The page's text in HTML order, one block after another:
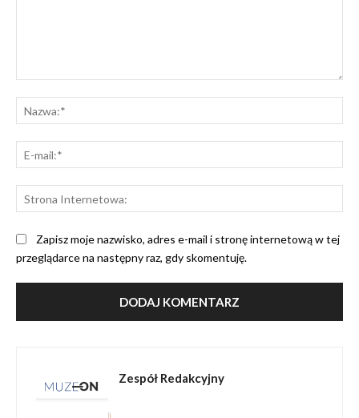
Zapisz moje nazwisko, adres e-mail i stronę internetową w tej
przeglądarce na następny raz, gdy skomentuję.
Zespół Redakcyjny